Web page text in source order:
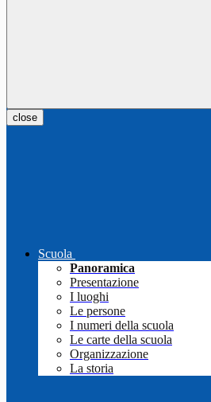
close
Scuola
Panoramica
Presentazione
I luoghi
Le persone
I numeri della scuola
Le carte della scuola
Organizzazione
La storia